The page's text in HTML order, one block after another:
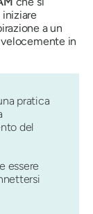
iniziare
a un
in
pratica
del
essere